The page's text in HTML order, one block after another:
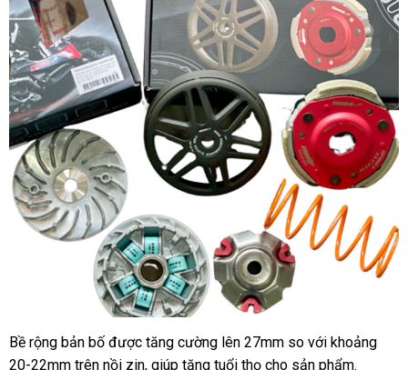
Bề rộng bản bố được tăng cường lên 27mm so với khoảng
20-22mm trên nồi zin, giúp tăng tuổi thọ cho sản phẩm.